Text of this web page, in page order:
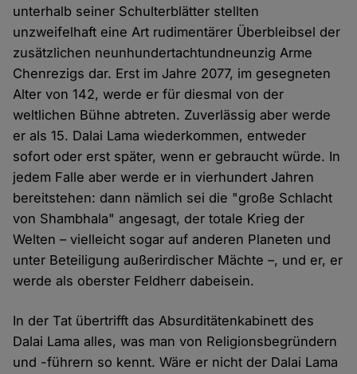
unterhalb seiner Schulterblätter stellten
unzweifelhaft eine Art rudimentärer Überbleibsel der
zusätzlichen neunhundertachtundneunzig Arme
Chenrezigs dar. Erst im Jahre 2077, im gesegneten
Alter von 142, werde er für diesmal von der
weltlichen Bühne abtreten. Zuverlässig aber werde
er als 15. Dalai Lama wiederkommen, entweder
sofort oder erst später, wenn er gebraucht würde. In
jedem Falle aber werde er in vierhundert Jahren
bereitstehen: dann nämlich sei die "große Schlacht
von Shambhala" angesagt, der totale Krieg der
Welten – vielleicht sogar auf anderen Planeten und
unter Beteiligung außerirdischer Mächte –, und er, er
werde als oberster Feldherr dabeisein.
In der Tat übertrifft das Absurditätenkabinett des
Dalai Lama alles, was man von Religionsbegründern
und -führern so kennt. Wäre er nicht der Dalai Lama